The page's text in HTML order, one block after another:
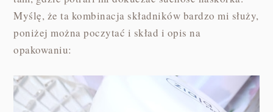
Myślę, że ta kombinacja składników bardzo mi służy,
poniżej można poczytać i skład i opis na
opakowaniu: